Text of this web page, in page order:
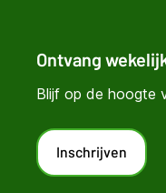
Ontvang
Blijf op de hoogte
Inschrijven